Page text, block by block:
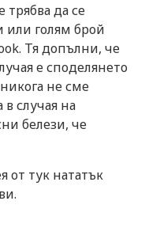
да се
голям брой
Тя допълни, че
е споделянето
не сме
случая на
белези, че
от тук нататък